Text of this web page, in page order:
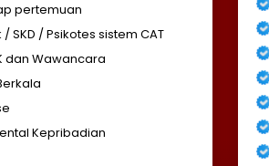
pertemuan
SKD / Psikotes sistem CAT
dan Wawancara
Kepribadian